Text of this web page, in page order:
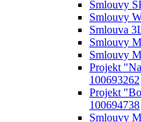
Smlouvy
Smlouvy
Smlouva
Smlouvy
Smlouvy
Projekt
100693262
Projekt
100694738
Smlouvy